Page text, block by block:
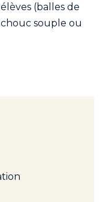
(balles de
souple ou